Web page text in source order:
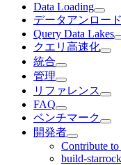
Data Loading
データアンロード
Query Data Lakes
クエリ高速化
統合
管理
リファレンス
FAQ
ベンチマーク
開発者
Contribute
build-